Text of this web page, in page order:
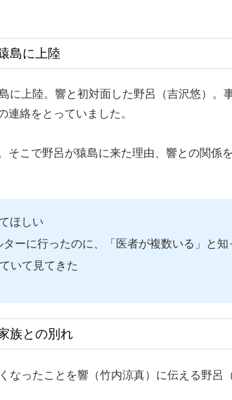
島に上陸
に上陸。響と初対面した野呂（吉沢悠）。
連絡をとっていました。
こで野呂が猿島に来た理由、響との関係
ほしい
ーに行ったのに、「医者が複数いる」と知
いて見てきた
族との別れ
ったことを響（竹内涼真）に伝える野呂